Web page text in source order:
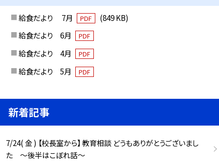
給食だより 7月 PDF
(849 KB)
給食だより 6月
PDF
給食だより 4月 PDF
給食だより 5月 PDF
新着記事
7/24( 金 ) 【校長室から】 教育相談 どうもありがとうございまし
た ～後半はこぼれ話～